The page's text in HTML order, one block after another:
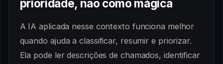
prioridade, não como mágica
A IA aplicada nesse contexto funciona melhor
quando ajuda a classificar, resumir e priorizar.
Ela pode ler descrições de chamados, identificar